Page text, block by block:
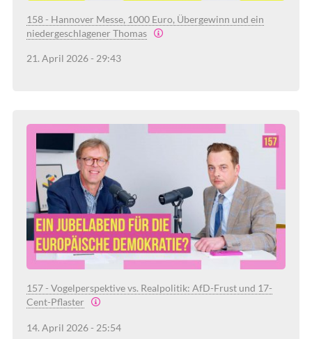
158 - Hannover Messe, 1000 Euro, Übergewinn und ein
niedergeschlagener Thomas
21. April 2026 - 29:43
157 - Vogelperspektive vs. Realpolitik: AfD-Frust und 17-
Cent-Pflaster
14. April 2026 - 25:54